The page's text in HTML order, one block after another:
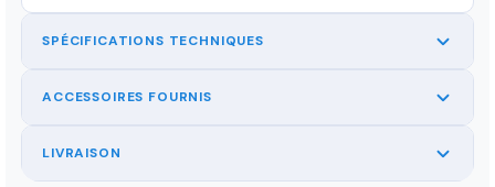
SPÉCIFICATIONS TECHNIQUES
ACCESSOIRES FOURNIS
LIVRAISON